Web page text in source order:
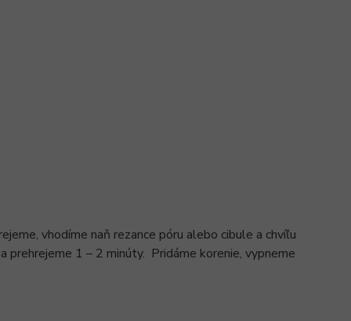
vhodíme naň rezance póru alebo cibule a chvíľu
prehrejeme 1 – 2 minúty. Pridáme korenie, vypneme